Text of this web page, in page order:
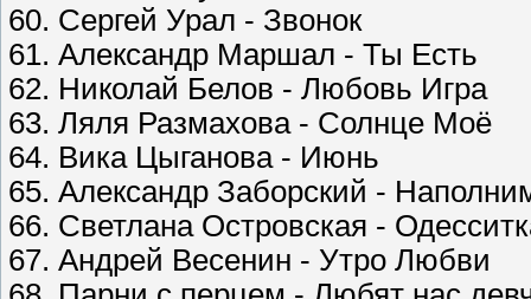
60. Сергей Урал - Звонок
61. Александр Маршал - Ты Есть
62. Николай Белов - Любовь Игра
63. Ляля Размахова - Солнце Моё
64. Вика Цыганова - Июнь
65. Александр Заборский -
66. Светлана Островская -
67. Андрей Весенин - Утро Любви